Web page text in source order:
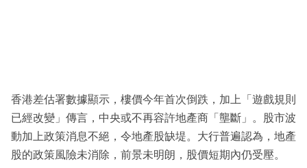
香港差估署數據顯示，樓價今年首次倒跌，加上「遊戲規則
已經改變」傳言，中央或不再容許地產商「壟斷」。股市波
動加上政策消息不絕，令地產股缺堤。大行普遍認為，地產
股的政策風險未消除，前景未明朗，股價短期內仍受壓。